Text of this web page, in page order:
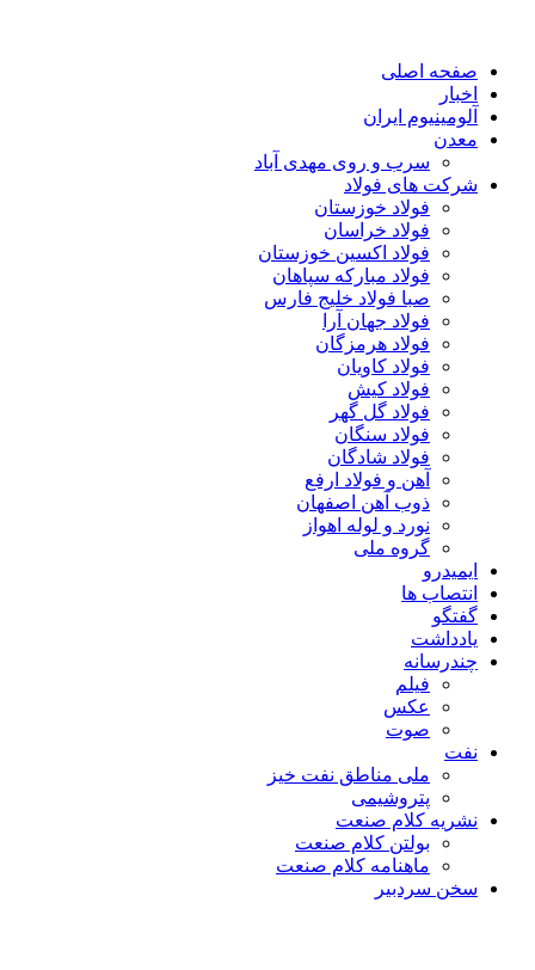
صفحه اصلی
اخبار
آلومینیوم ایران
معدن
سرب و روی مهدی آباد
شرکت های فولاد
فولاد خوزستان
فولاد خراسان
فولاد اکسین خوزستان
فولاد مبارکه سپاهان
صبا فولاد خلیج فارس
فولاد جهان آرا
فولاد هرمزگان
فولاد کاویان
فولاد کیش
فولاد گل گهر
فولاد سنگان
فولاد شادگان
آهن و فولاد ارفع
ذوب آهن اصفهان
نورد و لوله اهواز
گروه ملی
ایمیدرو
انتصاب ها
گفتگو
یادداشت
چندرسانه
فیلم
عکس
صوت
نفت
ملی مناطق نفت خیز
پتروشیمی
نشریه کلام صنعت
بولتن کلام صنعت
ماهنامه کلام صنعت
سخن سردبیر